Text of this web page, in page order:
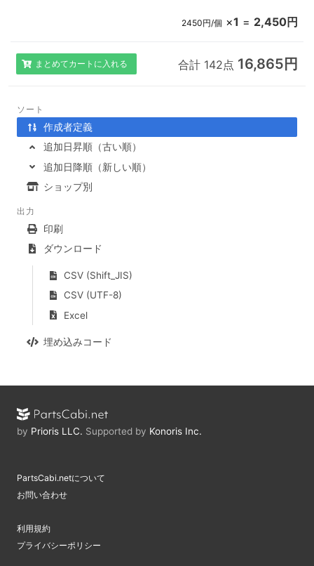
2450円/個 ×1 = 2,450円
まとめてカートに入れる 合計 142点 16,865円
ソート
作成者定義
追加日昇順（古い順）
追加日降順（新しい順）
ショップ別
出力
印刷
ダウンロード
CSV (Shift_JIS)
CSV (UTF-8)
Excel
埋め込みコード
by Prioris LLC. Supported by Konoris Inc.
PartsCabi.netについて
お問い合わせ
利用規約
プライバシーポリシー